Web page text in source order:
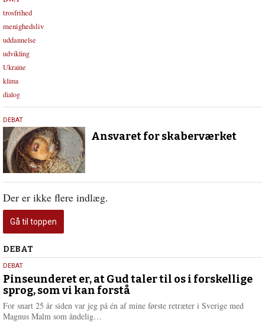
trosfrihed
menighedsliv
uddannelse
udvikling
Ukraine
klima
dialog
16.
august
2019
DEBAT
Ansvaret for skaberværket
Der er ikke flere indlæg.
Gå til toppen
Debat
DEBAT
5.
august
2026
DEBAT
Pinseunderet er, at Gud taler til os i forskellige
sprog, som vi kan forstå
For snart 25 år siden var jeg på én af mine første retræter i Sverige med
Magnus Malm som åndelig…